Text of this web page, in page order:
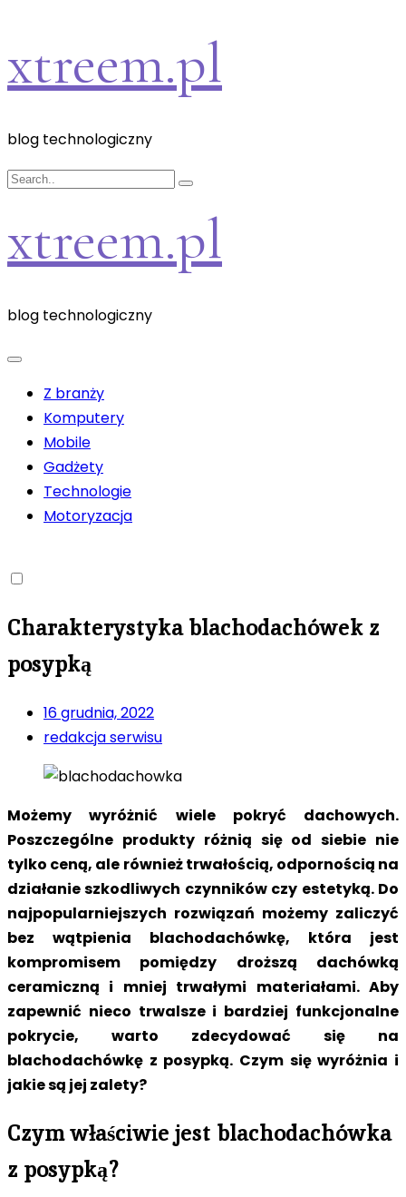
content
xtreem.pl
blog technologiczny
xtreem.pl
blog technologiczny
Z branży
Komputery
Mobile
Gadżety
Technologie
Motoryzacja
Charakterystyka blachodachówek z
posypką
16 grudnia, 2022
redakcja serwisu
Możemy wyróżnić wiele pokryć dachowych.
Poszczególne produkty różnią się od siebie nie
tylko ceną, ale również trwałością, odpornością na
działanie szkodliwych czynników czy estetyką. Do
najpopularniejszych rozwiązań możemy zaliczyć
bez wątpienia blachodachówkę, która jest
kompromisem pomiędzy droższą dachówką
ceramiczną i mniej trwałymi materiałami. Aby
zapewnić nieco trwalsze i bardziej funkcjonalne
pokrycie, warto zdecydować się na
blachodachówkę z posypką. Czym się wyróżnia i
jakie są jej zalety?
Czym właściwie jest blachodachówka
z posypką?